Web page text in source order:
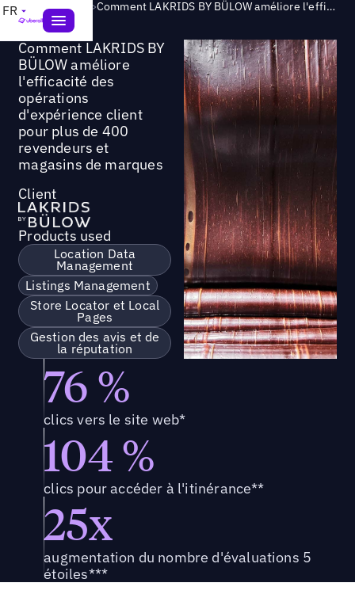
FR Success Story > Comment LAKRIDS BY BÜLOW améliore l'efficacité des opérations d'expérience client pour plus de 400 revendeurs et magasins de marques
Comment LAKRIDS BY
BÜLOW améliore
l'efficacité des
opérations
d'expérience client
pour plus de 400
revendeurs et
magasins de marques
Client
Products used
Location Data
Management
Listings Management
Store Locator et Local
Pages
Gestion des avis et de
la réputation
76 %
clics vers le site web*
104 %
clics pour accéder à l'itinérance**
25x
augmentation du nombre d'évaluations 5
étoiles***